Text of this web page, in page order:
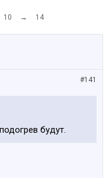
10 → 14
#141
будут.